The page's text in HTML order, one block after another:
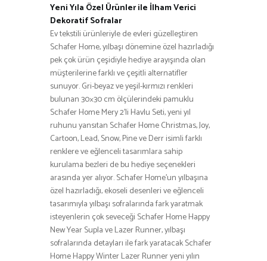
Yeni Yıla Özel Ürünler ile İlham Verici
Dekoratif Sofralar
Ev tekstili ürünleriyle de evleri güzelleştiren
Schafer Home, yılbaşı dönemine özel hazırladığı
pek çok ürün çeşidiyle hediye arayışında olan
müşterilerine farklı ve çeşitli alternatifler
sunuyor. Gri-beyaz ve yeşil-kırmızı renkleri
bulunan 30×30 cm ölçülerindeki pamuklu
Schafer Home Mery 2’li Havlu Seti, yeni yıl
ruhunu yansıtan Schafer Home Christmas, Joy,
Cartoon, Lead, Snow, Pine ve Derr isimli farklı
renklere ve eğlenceli tasarımlara sahip
kurulama bezleri de bu hediye seçenekleri
arasında yer alıyor. Schafer Home’un yılbaşına
özel hazırladığı, ekoseli desenleri ve eğlenceli
tasarımıyla yılbaşı sofralarında fark yaratmak
isteyenlerin çok seveceği Schafer Home Happy
New Year Supla ve Lazer Runner, yılbaşı
sofralarında detayları ile fark yaratacak Schafer
Home Happy Winter Lazer Runner yeni yılın